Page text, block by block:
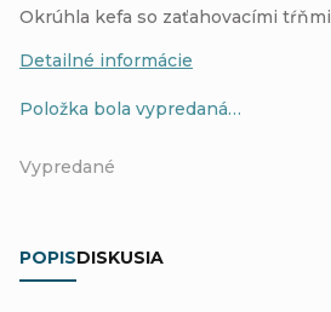
Vypredané
Položka bola vypredaná…
Okrúhla kefa so zaťahovacími tŕňmi
Detailné informácie
POPISDISKUSIA